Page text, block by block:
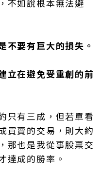
不如說根本無法避
不要有巨大的損失。
立在避免受重創的前
只有三成，但若單看
買賣的交易，則大約
那也是我從事股票交
達成的勝率。